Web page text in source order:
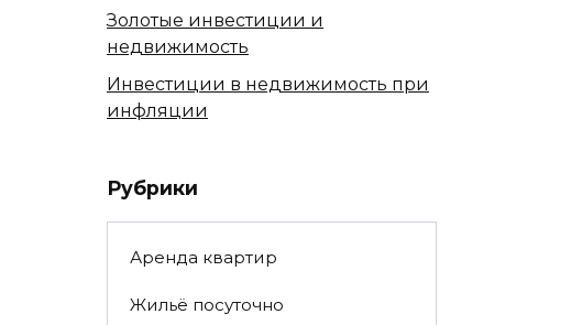
Золотые инвестиции и
недвижимость
Инвестиции в недвижимость при
инфляции
Рубрики
Аренда квартир
Жильё посуточно